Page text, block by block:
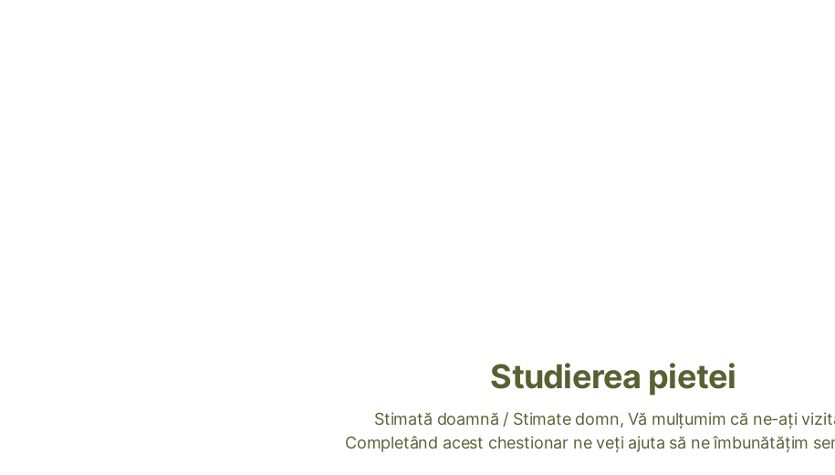
Studierea pietei
Stimată doamnă / Stimate domn, Vă mulțumim că ne-ați
Completând acest chestionar ne veți ajuta să ne îmbunătățim